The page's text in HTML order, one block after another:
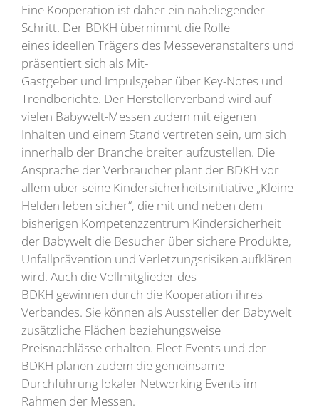
Eine Kooperation ist daher ein naheliegender
Schritt. Der BDKH übernimmt die Rolle
eines ideellen Trägers des Messeveranstalters und
präsentiert sich als Mit-
Gastgeber und Impulsgeber über Key-Notes und
Trendberichte. Der Herstellerverband wird auf
vielen Babywelt-Messen zudem mit eigenen
Inhalten und einem Stand vertreten sein, um sich
innerhalb der Branche breiter aufzustellen. Die
Ansprache der Verbraucher plant der BDKH vor
allem über seine Kindersicherheitsinitiative „Kleine
Helden leben sicher“, die mit und neben dem
bisherigen Kompetenzzentrum Kindersicherheit
der Babywelt die Besucher über sichere Produkte,
Unfallprävention und Verletzungsrisiken aufklären
wird. Auch die Vollmitglieder des
BDKH gewinnen durch die Kooperation ihres
Verbandes. Sie können als Aussteller der Babywelt
zusätzliche Flächen beziehungsweise
Preisnachlässe erhalten. Fleet Events und der
BDKH planen zudem die gemeinsame
Durchführung lokaler Networking Events im
Rahmen der Messen.